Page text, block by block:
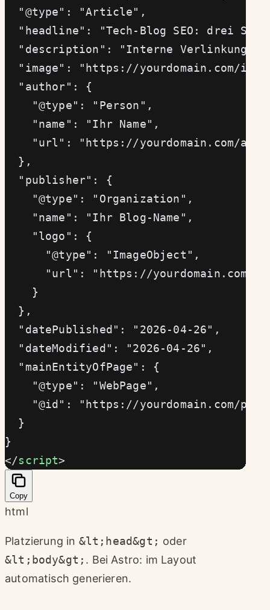
  "@type": "Article",
"headline": "Tech-Blog SEO: drei
"description": "Interne Verlinkung,
"image": "https://yourdomain.com/
  "author": {
    "@type": "Person",
    "name": "Ihr Name",
"url": "https://yourdomain.com/
  },
  "publisher": {
    "@type": "Organization",
    "name": "Ihr Blog-Name",
    "logo": {
      "@type": "ImageObject",
"url": "https://yourdomain.com/
    }
  },
  "datePublished": "2026-04-26",
  "dateModified": "2026-04-26",
  "mainEntityOfPage": {
    "@type": "WebPage",
"@id": "https://yourdomain.com/
  }
}
</script>
Copy
html
Platzierung in &lt;head&gt; oder
&lt;body&gt; . Bei Astro: im Layout
automatisch generieren.